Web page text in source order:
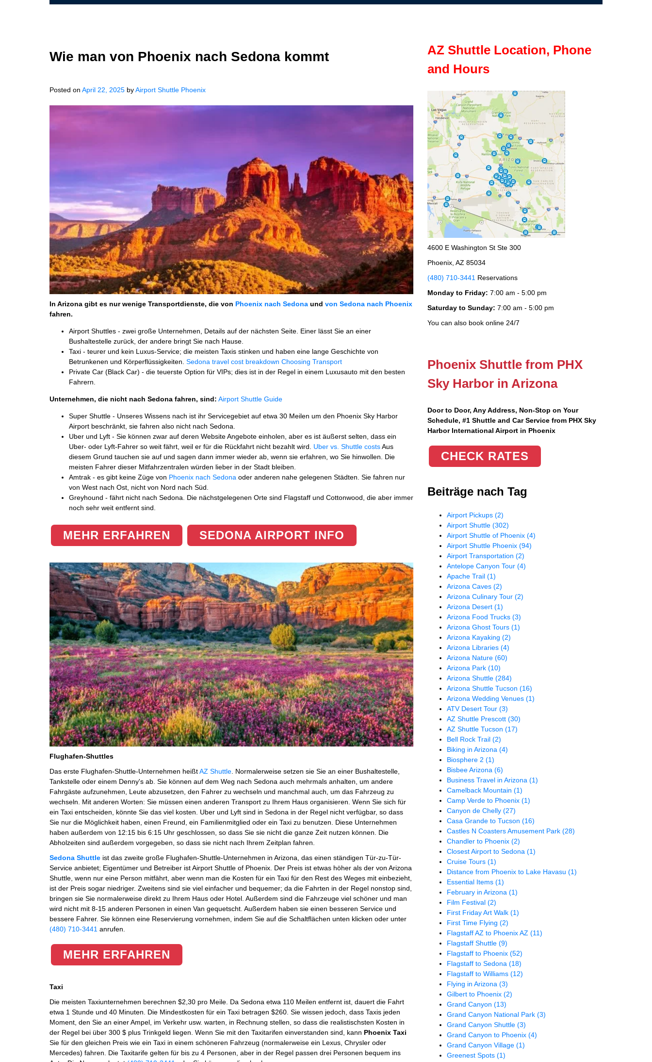
Wie man von Phoenix nach Sedona kommt
Posted on April 22, 2025 byAirport Shuttle Phoenix
In Arizona gibt es nur wenige Transportdienste, die von Phoenix nach Sedona und von Sedona nach Phoenix
fahren.
Airport Shuttles - zwei große Unternehmen, Details auf der nächsten Seite. Einer lässt Sie an einer
Bushaltestelle zurück, der andere bringt Sie nach Hause.
Taxi - teurer und kein Luxus-Service; die meisten Taxis stinken und haben eine lange Geschichte von
Betrunkenen und Körperflüssigkeiten. Sedona travel cost breakdown Choosing Transport
Private Car (Black Car) - die teuerste Option für VIPs; dies ist in der Regel in einem Luxusauto mit den besten
Fahrern.
Unternehmen, die nicht nach Sedona fahren, sind: Airport Shuttle Guide
Super Shuttle - Unseres Wissens nach ist ihr Servicegebiet auf etwa 30 Meilen um den Phoenix Sky Harbor
Airport beschränkt, sie fahren also nicht nach Sedona.
Uber und Lyft - Sie können zwar auf deren Website Angebote einholen, aber es ist äußerst selten, dass ein
Uber- oder Lyft-Fahrer so weit fährt, weil er für die Rückfahrt nicht bezahlt wird. Uber vs. Shuttle costsAus
diesem Grund tauchen sie auf und sagen dann immer wieder ab, wenn sie erfahren, wo Sie hinwollen. Die
meisten Fahrer dieser Mitfahrzentralen würden lieber in der Stadt bleiben.
Amtrak - es gibt keine Züge von Phoenix nach Sedona oder anderen nahe gelegenen Städten. Sie fahren nur
von West nach Ost, nicht von Nord nach Süd.
Greyhound - fährt nicht nach Sedona. Die nächstgelegenen Orte sind Flagstaff und Cottonwood, die aber immer
noch sehr weit entfernt sind.
MEHR ERFAHREN SEDONA AIRPORT INFO
Flughafen-Shuttles
Das erste Flughafen-Shuttle-Unternehmen heißtAZ Shuttle. Normalerweise setzen sie Sie an einer Bushaltestelle,
Tankstelle oder einem Denny's ab. Sie können auf dem Weg nach Sedona auch mehrmals anhalten, um andere
Fahrgäste aufzunehmen, Leute abzusetzen, den Fahrer zu wechseln und manchmal auch, um das Fahrzeug zu
wechseln. Mit anderen Worten: Sie müssen einen anderen Transport zu Ihrem Haus organisieren. Wenn Sie sich für
ein Taxi entscheiden, könnte Sie das viel kosten. Uber und Lyft sind in Sedona in der Regel nicht verfügbar, so dass
Sie nur die Möglichkeit haben, einen Freund, ein Familienmitglied oder ein Taxi zu benutzen. Diese Unternehmen
haben außerdem von 12:15 bis 6:15 Uhr geschlossen, so dass Sie sie nicht die ganze Zeit nutzen können. Die
Abholzeiten sind außerdem vorgegeben, so dass sie nicht nach Ihrem Zeitplan fahren.
Sedona Shuttle ist das zweite große Flughafen-Shuttle-Unternehmen in Arizona, das einen ständigen Tür-zu-Tür-
Service anbietet; Eigentümer und Betreiber ist Airport Shuttle of Phoenix. Der Preis ist etwas höher als der von Arizona
Shuttle, wenn nur eine Person mitfährt, aber wenn man die Kosten für ein Taxi für den Rest des Weges mit einbezieht,
ist der Preis sogar niedriger. Zweitens sind sie viel einfacher und bequemer; da die Fahrten in der Regel nonstop sind,
bringen sie Sie normalerweise direkt zu Ihrem Haus oder Hotel. Außerdem sind die Fahrzeuge viel schöner und man
wird nicht mit 8-15 anderen Personen in einen Van gequetscht. Außerdem haben sie einen besseren Service und
bessere Fahrer. Sie können eine Reservierung vornehmen, indem Sie auf die Schaltflächen unten klicken oder unter
(480) 710-3441 anrufen.
MEHR ERFAHREN
Taxi
Die meisten Taxiunternehmen berechnen $2,30 pro Meile. Da Sedona etwa 110 Meilen entfernt ist, dauert die Fahrt
etwa 1 Stunde und 40 Minuten. Die Mindestkosten für ein Taxi betragen $260. Sie wissen jedoch, dass Taxis jeden
Moment, den Sie an einer Ampel, im Verkehr usw. warten, in Rechnung stellen, so dass die realistischsten Kosten in
der Regel bei über 300 $ plus Trinkgeld liegen. Wenn Sie mit den Taxitarifen einverstanden sind, kann Phoenix Taxi
Sie für den gleichen Preis wie ein Taxi in einem schöneren Fahrzeug (normalerweise ein Lexus, Chrysler oder
Mercedes) fahren. Die Taxitarife gelten für bis zu 4 Personen, aber in der Regel passen drei Personen bequem ins
AZ Shuttle Location, Phone
and Hours
4600 E Washington St Ste 300
Phoenix, AZ 85034
(480) 710-3441 Reservations
Monday to Friday: 7:00 am - 5:00 pm
Saturday to Sunday: 7:00 am - 5:00 pm
You can also book online 24/7
Phoenix Shuttle from PHX
Sky Harbor in Arizona
Door to Door, Any Address, Non-Stop on Your
Schedule, #1 Shuttle and Car Service from PHX Sky
Harbor International Airport in Phoenix
CHECK RATES
Beiträge nach Tag
Airport Pickups(2)
Airport Shuttle(302)
Airport Shuttle of Phoenix(4)
Airport Shuttle Phoenix(94)
Airport Transportation(2)
Antelope Canyon Tour(4)
Apache Trail(1)
Arizona Caves(2)
Arizona Culinary Tour(2)
Arizona Desert(1)
Arizona Food Trucks(3)
Arizona Ghost Tours(1)
Arizona Kayaking(2)
Arizona Libraries(4)
Arizona Nature(60)
Arizona Park(10)
Arizona Shuttle(284)
Arizona Shuttle Tucson(16)
Arizona Wedding Venues(1)
ATV Desert Tour(3)
AZ Shuttle Prescott(30)
AZ Shuttle Tucson(17)
Bell Rock Trail(2)
Biking in Arizona(4)
Biosphere 2(1)
Bisbee Arizona(6)
Business Travel in Arizona(1)
Camelback Mountain(1)
Camp Verde to Phoenix(1)
Canyon de Chelly(27)
Casa Grande to Tucson(16)
Castles N Coasters Amusement Park(28)
Chandler to Phoenix(2)
Closest Airport to Sedona(1)
Cruise Tours(1)
Distance from Phoenix to Lake Havasu(1)
Essential Items(1)
February in Arizona(1)
Film Festival(2)
First Friday Art Walk(1)
First Time Flying(2)
Flagstaff AZ to Phoenix AZ(11)
Flagstaff Shuttle(9)
Flagstaff to Phoenix(52)
Flagstaff to Sedona(18)
Flagstaff to Williams(12)
Flying in Arizona(3)
Gilbert to Phoenix(2)
Grand Canyon(13)
Grand Canyon National Park(3)
Grand Canyon Shuttle(3)
Grand Canyon to Phoenix(4)
Grand Canyon Village(1)
Greenest Spots(1)